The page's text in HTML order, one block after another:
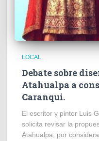
LOCAL
Debate sobre
Atahualpa a
Caranqui.
El escritor y pintor Luis
solicita revisar la
Atahualpa, por